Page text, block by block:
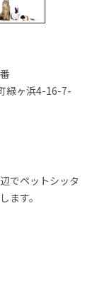
緑ヶ浜4-16-7-
でペットシッタ
ます。